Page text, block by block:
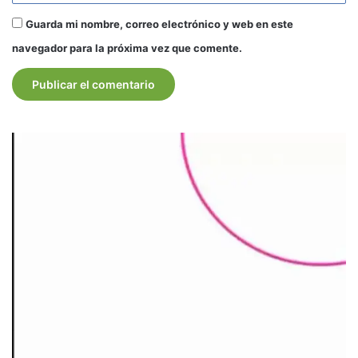
Guarda mi nombre, correo electrónico y web en este
navegador para la próxima vez que comente.